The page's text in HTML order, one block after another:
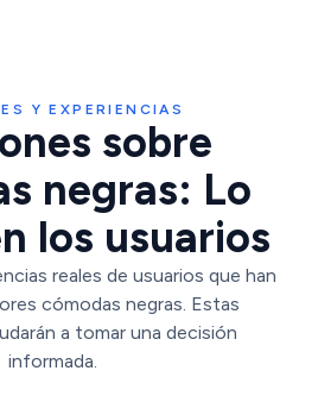
Y EXPERIENCIAS
sobre
negras: Lo
los usuarios
reales de usuarios que han
cómodas negras. Estas
a tomar una decisión
informada.